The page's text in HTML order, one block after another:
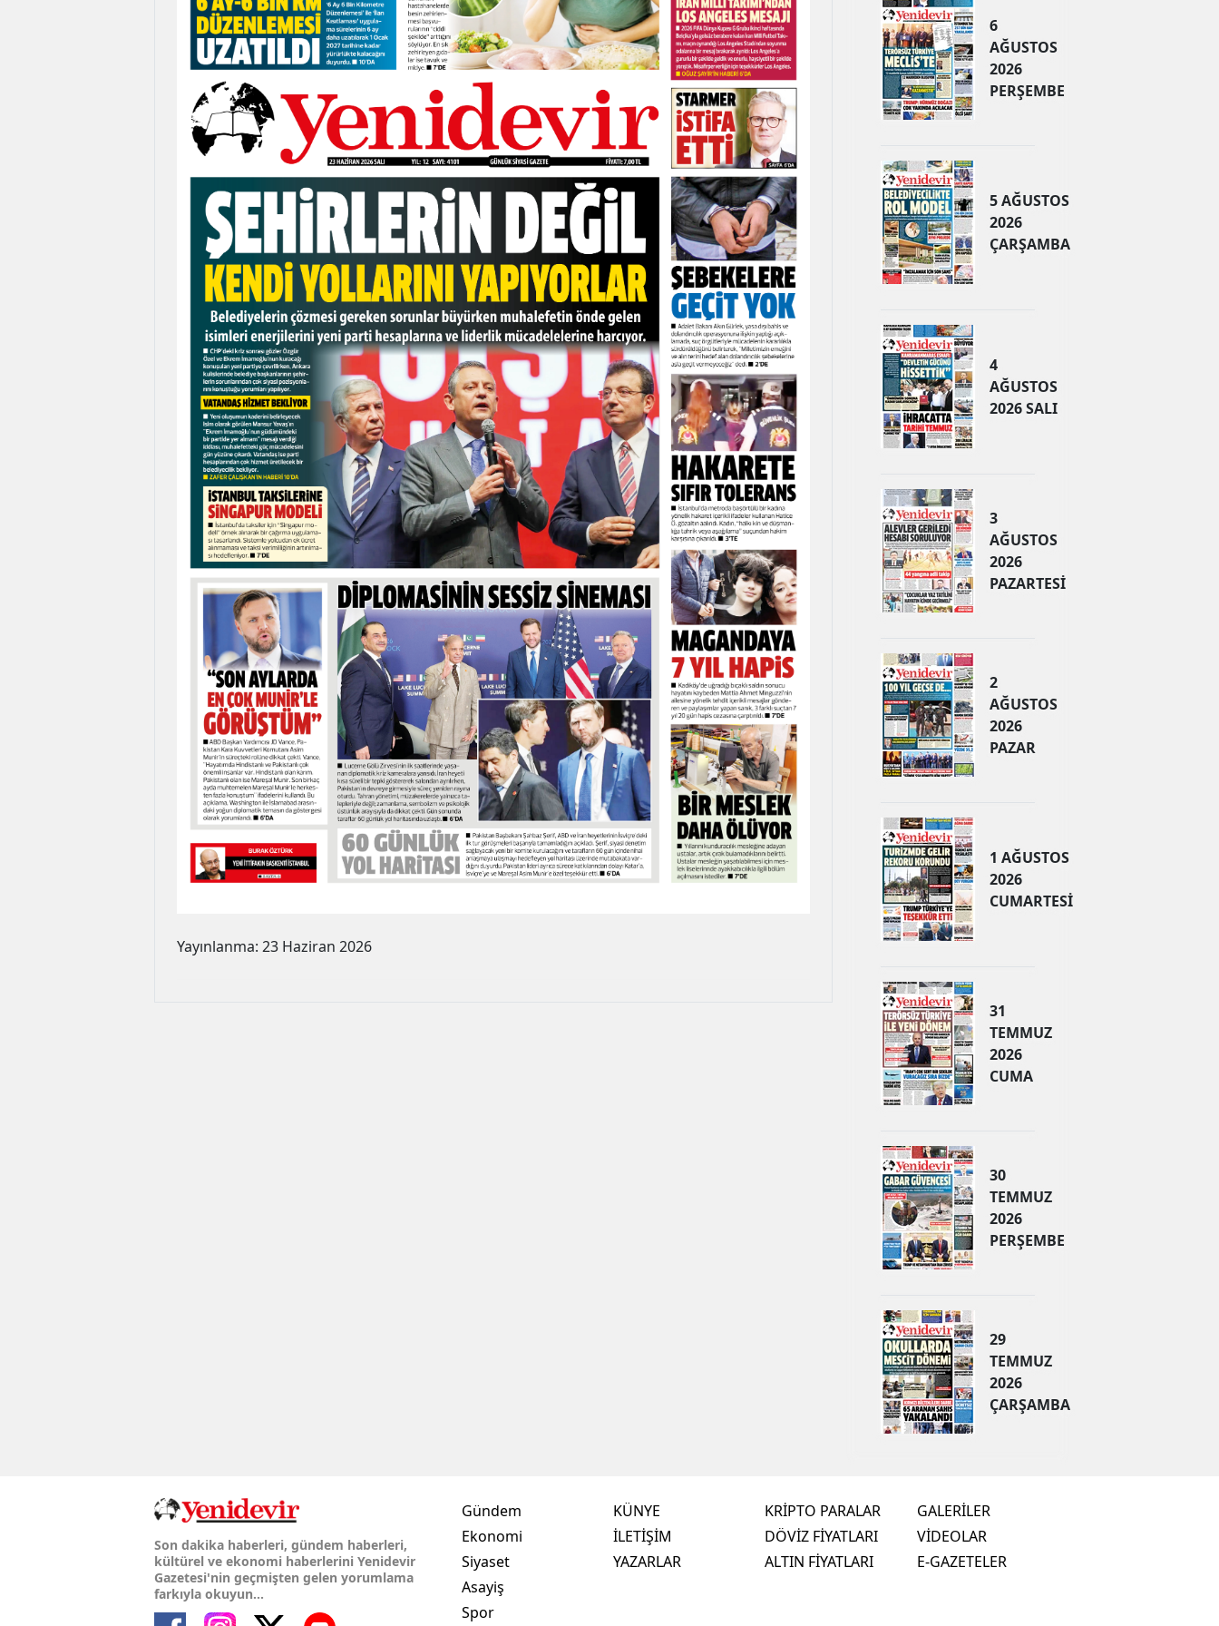
Yayınlanma: 23 Haziran 2026
6
AĞUSTOS
2026
PERŞEMBE
5 AĞUSTOS
2026
ÇARŞAMBA
4
AĞUSTOS
2026 SALI
3
AĞUSTOS
2026
PAZARTESİ
2
AĞUSTOS
2026
PAZAR
1 AĞUSTOS
2026
CUMARTESİ
31
TEMMUZ
2026
CUMA
30
TEMMUZ
2026
PERŞEMBE
29
TEMMUZ
2026
ÇARŞAMBA
Son dakika haberleri, gündem haberleri,
kültürel ve ekonomi haberlerini Yenidevir
Gazetesi'nin geçmişten gelen yorumlama
farkıyla okuyun...
Gündem
Ekonomi
Siyaset
Asayiş
Spor
KÜNYE
İLETİŞİM
YAZARLAR
KRİPTO PARALAR
DÖVİZ FİYATLARI
ALTIN FİYATLARI
GALERİLER
VİDEOLAR
E-GAZETELER